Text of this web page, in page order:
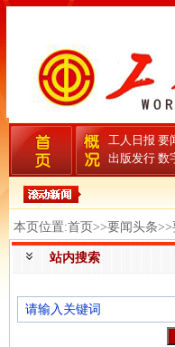
工人日报 要
出版发行 数
本页位置:首页>>要闻头条>>
站内搜索